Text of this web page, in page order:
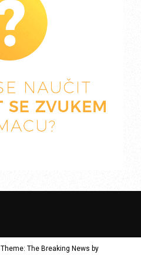
Theme: The Breaking News by